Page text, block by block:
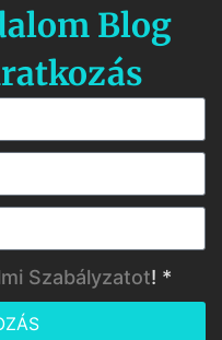
Blog
Szabályzatot! *